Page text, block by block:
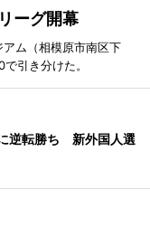
ーグ開幕
ム（相模原市南区下
引き分けた。
逆転勝ち 新外国人選